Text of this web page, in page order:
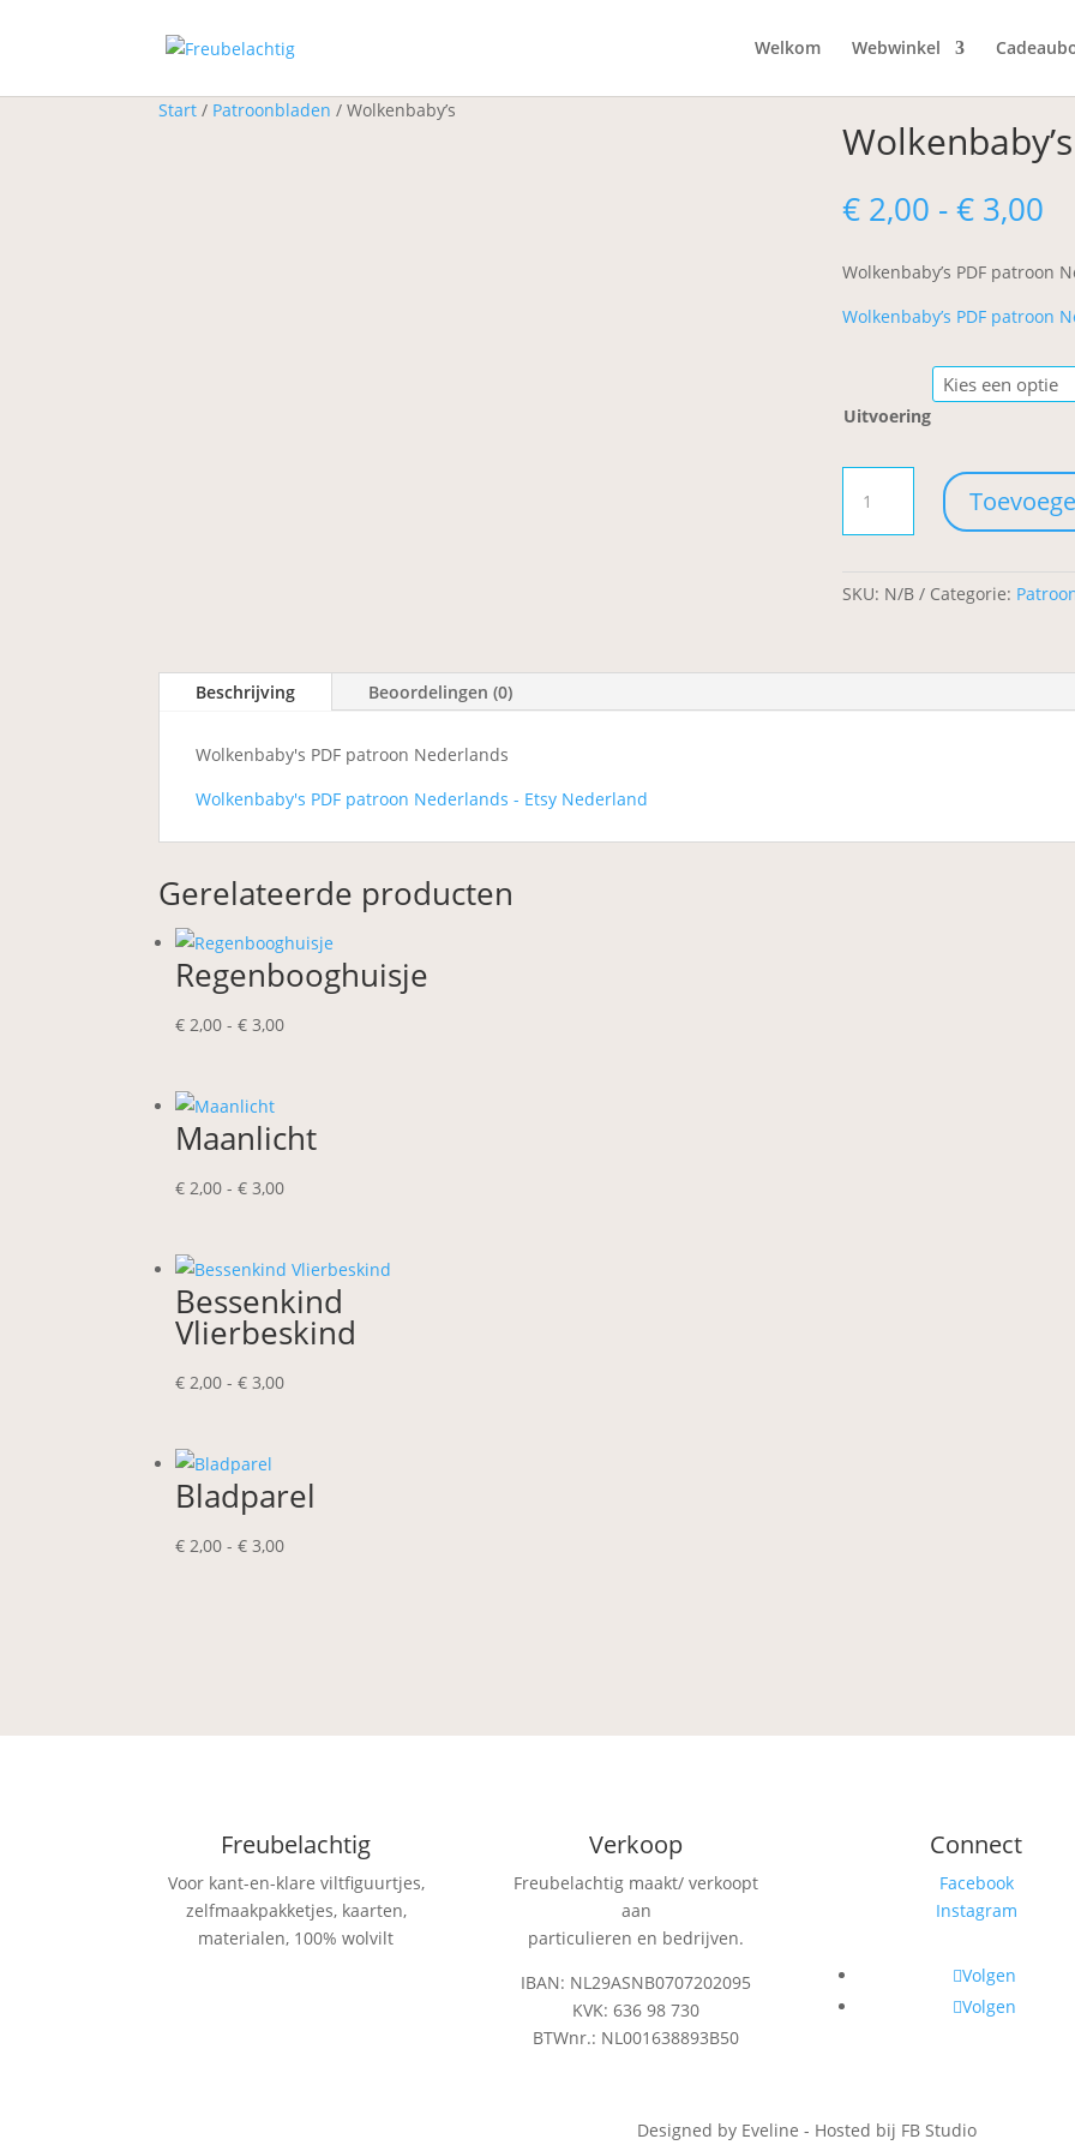
Welkom Webwinkel
Start / Patroonbladen / Wolkenbaby’s
Wolkenbaby’s
€2,00 - €3,00
€
Wolkenbaby’s PDF patroon
Wolkenbaby’s PDF patroon
Uitvoering
Wolkenbaby's
aantal
SKU: N/B Categorie:
Beschrijving Beoordelingen (0)
Wolkenbaby's PDF patroon Nederlands
Wolkenbaby's PDF patroon Nederlands - Etsy Nederland
Gerelateerde producten
Regenbooghuisje
€ 2,00 - € 3,00Prijsklasse:
Maanlicht
€ 2,00 - € 3,00Prijsklasse:
€ 3,00
Bessenkind
Vlierbeskind
€ 2,00 - € 3,00Prijsklasse:
Bladparel
€ 2,00 - € 3,00Prijsklasse:
Freubelachtig
Voor kant-en-klare viltfiguurtjes,
zelfmaakpakketjes, kaarten,
materialen, 100% wolvilt
Verkoop
Freubelachtig maakt/ verkoopt
aan
particulieren en bedrijven.
IBAN: NL29ASNB0707202095
KVK: 636 98 730
BTWnr.: NL001638893B50
Connect
Facebook
Instagram
Volgen
Volgen
Designed by Eveline - Hosted bij FB Studio